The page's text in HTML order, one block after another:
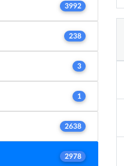
3992
238
3
1
2638
2978